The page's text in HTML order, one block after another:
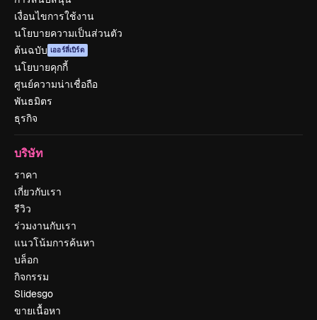
เงื่อนไขการใช้งาน
นโยบายความเป็นส่วนตัว
ต้นฉบับ เออร์ลี่เบิร์ด
นโยบายคุกกี้
ศูนย์ความน่าเชื่อถือ
พันธมิตร
ธุรกิจ
บริษัท
ราคา
เกี่ยวกับเรา
รีวิว
ร่วมงานกับเรา
แนวโน้มการค้นหา
บล็อก
กิจกรรม
Slidesgo
ขายเนื้อหา